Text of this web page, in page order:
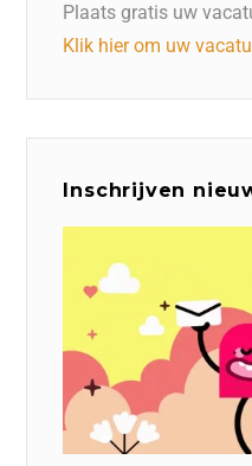
Plaats gratis uw
Klik hier om uw
Inschrijven